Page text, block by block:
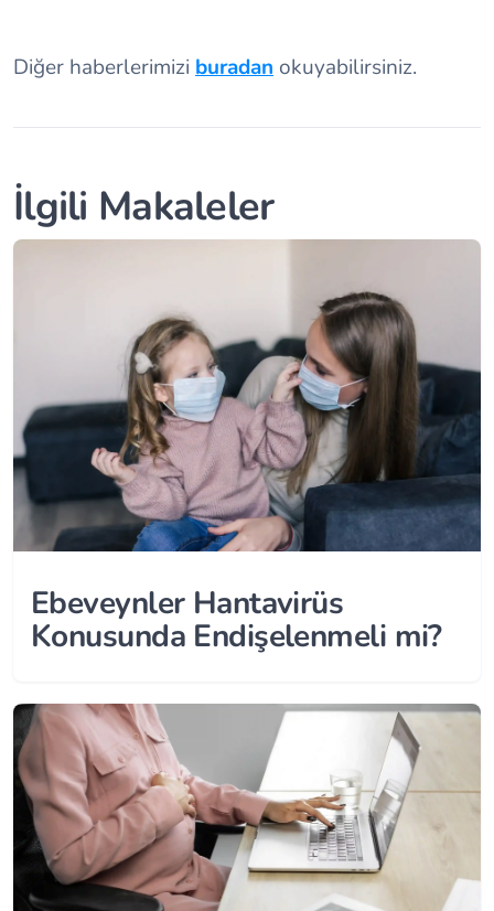
Diğer haberlerimizi buradan okuyabilirsiniz.
İlgili Makaleler
Ebeveynler Hantavirüs
Konusunda Endişelenmeli mi?